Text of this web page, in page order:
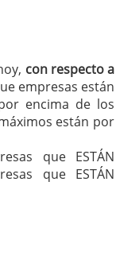
con respecto a
empresas están
encima de los
están por
que ESTÁN
que ESTÁN